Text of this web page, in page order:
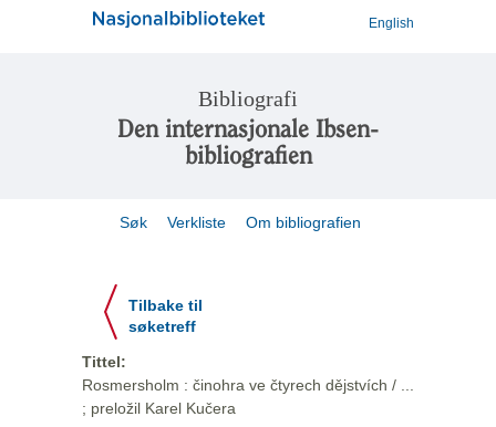
English
Bibliografi
Den internasjonale Ibsen-
bibliografien
Søk Verkliste Om bibliografien
Tilbake til
søketreff
Tittel:
Rosmersholm : činohra ve čtyrech dějstvích / ...
; preložil Karel Kučera